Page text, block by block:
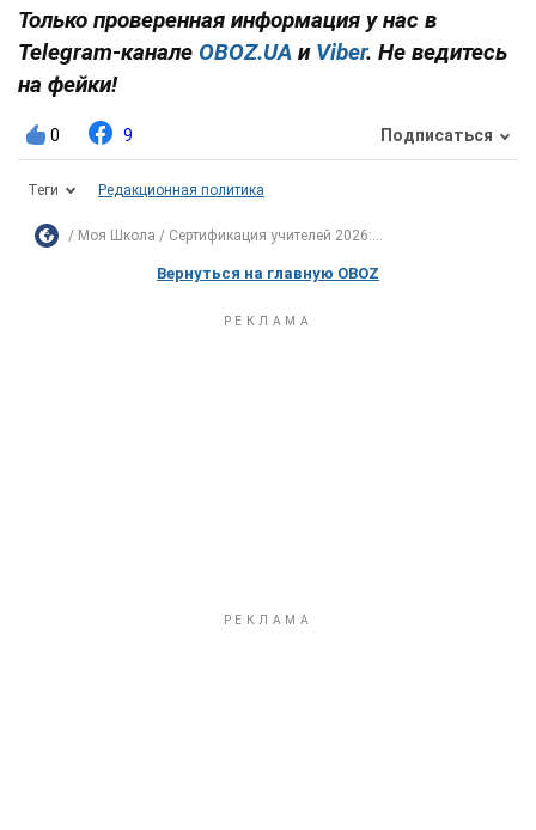
Только проверенная информация у нас в
Telegram-канале OBOZ.UA и Viber. Не ведитесь
на фейки!
0 9 Подписаться
Теги Редакционная политика
Моя Школа Сертификация учителей 2026:...
Вернуться на главную OBOZ